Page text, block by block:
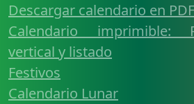
Descargar calendario en PDF
Calendario imprimible:
vertical y listado
Festivos
Calendario Lunar